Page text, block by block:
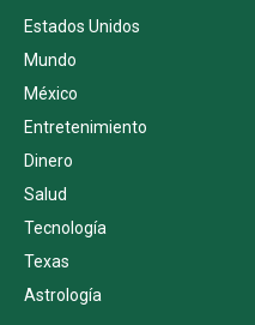
Estados Unidos
Mundo
México
Entretenimiento
Dinero
Salud
Tecnología
Texas
Astrología